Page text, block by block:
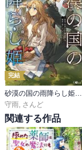
完結
守雨 さんど
関連する作品